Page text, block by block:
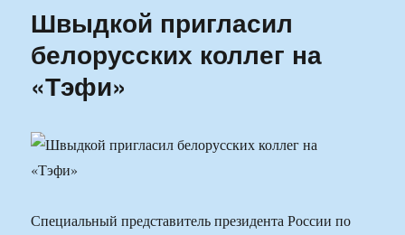
Швыдкой пригласил
белорусских коллег на
«Тэфи»
Специальный представитель президента России по